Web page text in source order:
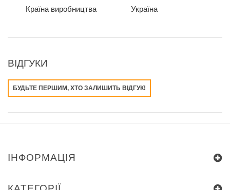
Країна виробництва
Україна
ВІДГУКИ
БУДЬТЕ ПЕРШИМ, ХТО ЗАЛИШИТЬ ВІДГУК!
ІНФОРМАЦІЯ